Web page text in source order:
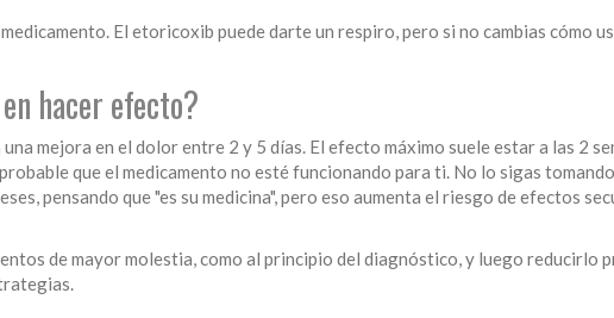
El etoricoxib puede darte un respiro, pero si no cambias cómo
hacer efecto?
mejora en el dolor entre 2 y 5 días. El efecto máximo suele estar a las 2
que el medicamento no esté funcionando para ti. No lo sigas
pensando que "es su medicina", pero eso aumenta el riesgo de efectos
de mayor molestia, como al principio del diagnóstico, y luego reducirlo